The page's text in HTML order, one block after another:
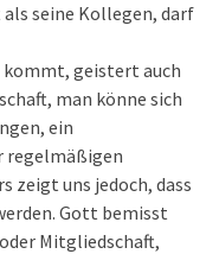
seine Kollegen, darf
kommt, geistert auch
man könne sich
ein
regelmäßigen
zeigt uns jedoch, dass
Gott bemisst
Mitgliedschaft,